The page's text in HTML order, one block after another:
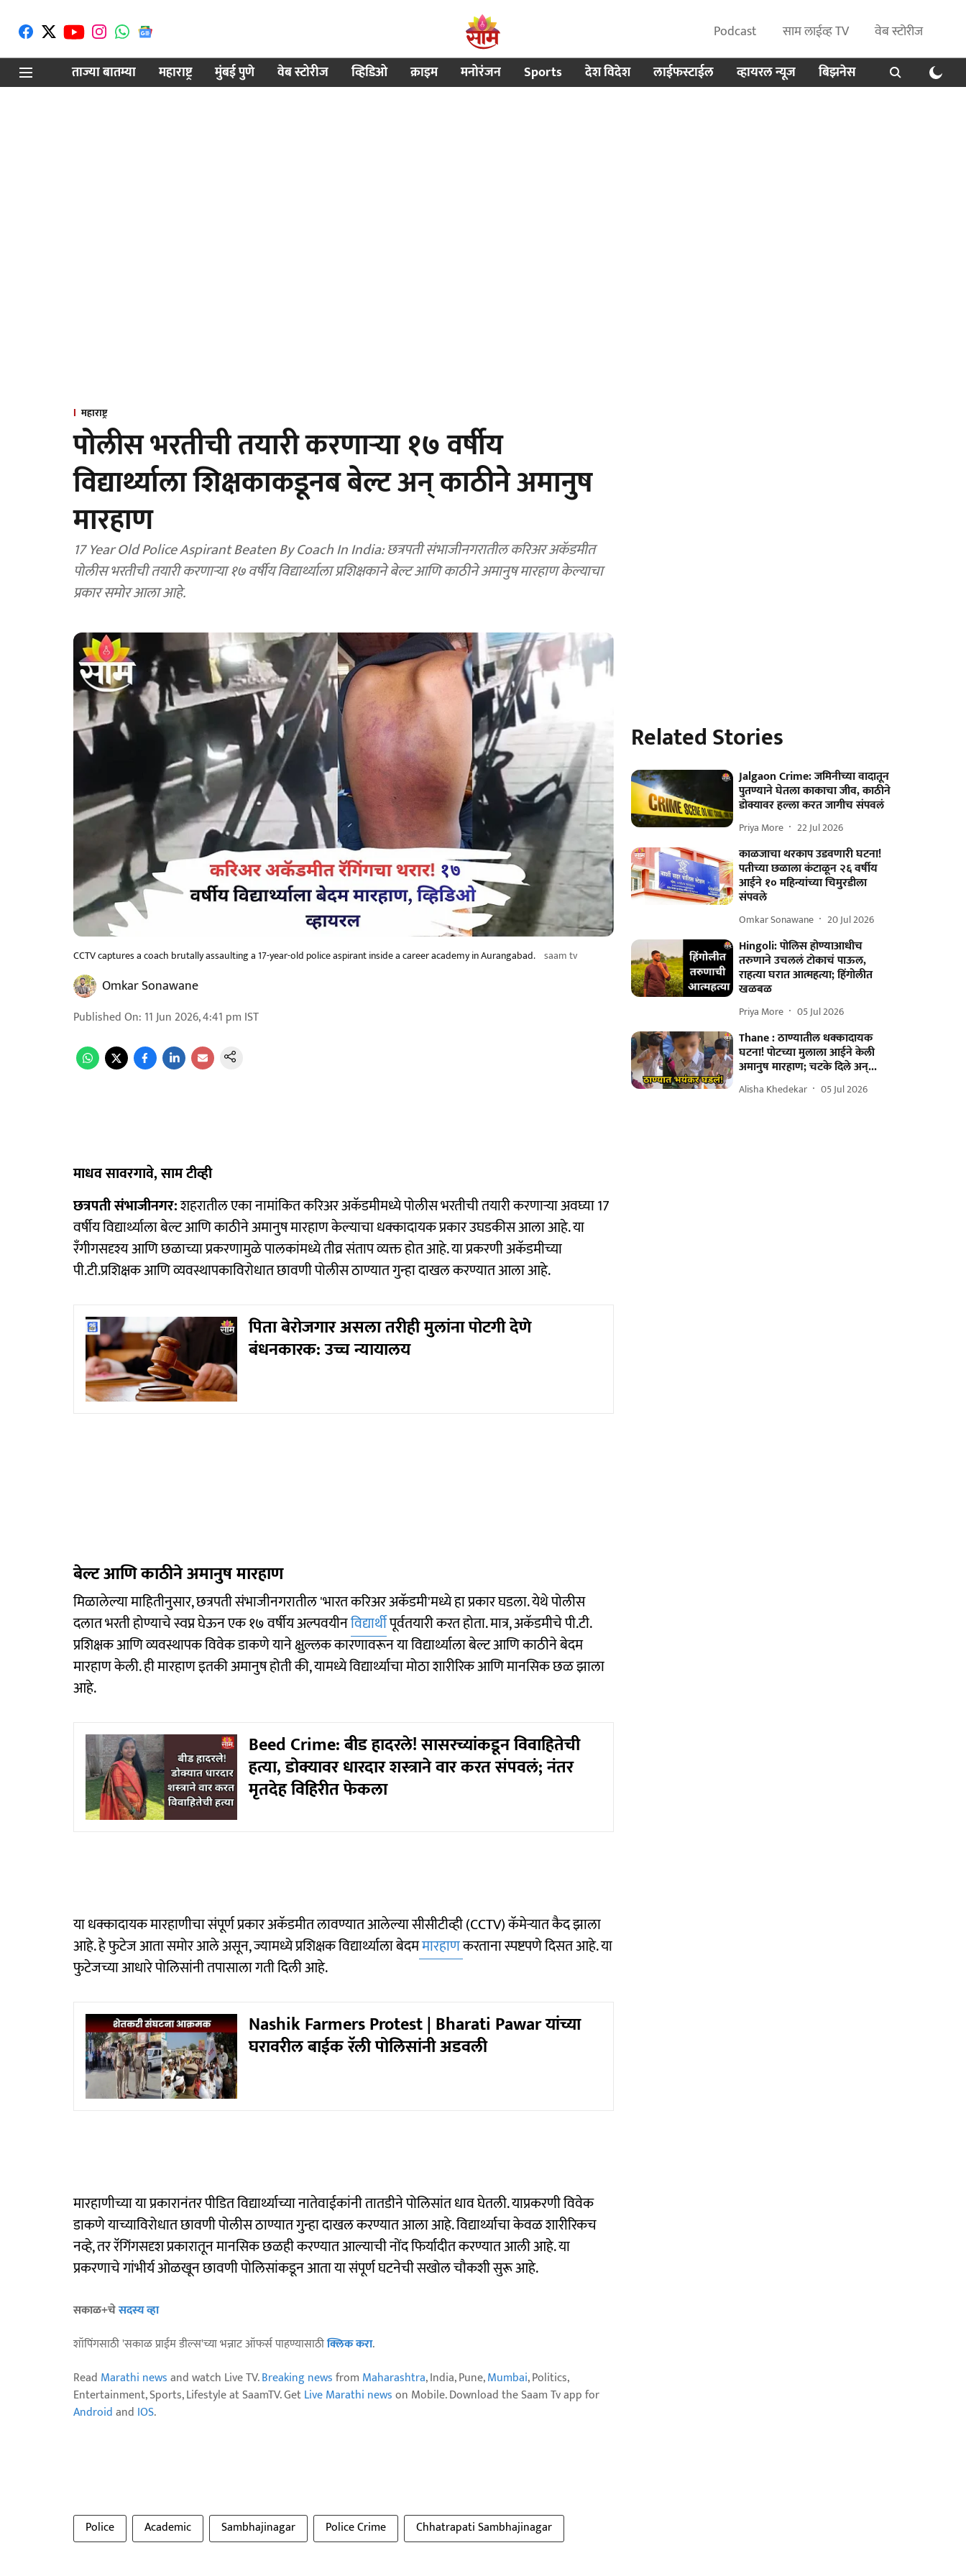
Podcast साम लाईव्ह TV
वेब स्टोरीज
ताज्या बातम्या
महाराष्ट्र मुंबई पुणे वेब स्टोरीज व्हिडिओ क्राइम मनोरंजन Sports देश विदेश लाईफस्टाईल व्हायरल न्यूज बिझनेस
महाराष्ट्र
पोलीस भरतीची तयारी करणाऱ्या १७ वर्षीय
विद्यार्थ्याला शिक्षकाकडूनब बेल्ट अन् काठीने अमानुष
मारहाण
17 Year Old Police Aspirant Beaten By Coach In India: छत्रपती संभाजीनगरातील करिअर अकॅडमीत
पोलीस भरतीची तयारी करणाऱ्या १७ वर्षीय विद्यार्थ्याला प्रशिक्षकाने बेल्ट आणि काठीने अमानुष मारहाण केल्याचा
प्रकार समोर आला आहे.
CCTV captures a coach brutally assaulting a 17-year-old police aspirant inside a career academy in Aurangabad. saam tv
Omkar Sonawane
Published On: 11 Jun 2026, 4:41 pm IST
माधव सावरगावे, साम टीव्ही
छत्रपती संभाजीनगर:शहरातील एका नामांकित करिअर अकॅडमीमध्ये पोलीस भरतीची तयारी करणाऱ्या अवघ्या 17
वर्षीय विद्यार्थ्याला बेल्ट आणि काठीने अमानुष मारहाण केल्याचा धक्कादायक प्रकार उघडकीस आला आहे. या
रँगीगसदृश्य आणि छळाच्या प्रकरणामुळे पालकांमध्ये तीव्र संताप व्यक्त होत आहे. या प्रकरणी अकॅडमीच्या
पी.टी.प्रशिक्षक आणि व्यवस्थापकाविरोधात छावणी पोलीस ठाण्यात गुन्हा दाखल करण्यात आला आहे.
पिता बेरोजगार असला तरीही मुलांना पोटगी देणे
बंधनकारक: उच्च न्यायालय
बेल्ट आणि काठीने अमानुष मारहाण
मिळालेल्या माहितीनुसार, छत्रपती संभाजीनगरातील 'भारत करिअर अकॅडमी'मध्ये हा प्रकार घडला. येथे पोलीस
दलात भरती होण्याचे स्वप्न घेऊन एक १७ वर्षीय अल्पवयीनविद्यार्थीपूर्वतयारी करत होता. मात्र, अकॅडमीचे पी.टी.
प्रशिक्षक आणि व्यवस्थापक विवेक डाकणे याने क्षुल्लक कारणावरून या विद्यार्थ्याला बेल्ट आणि काठीने बेदम
मारहाण केली. ही मारहाण इतकी अमानुष होती की, यामध्ये विद्यार्थ्याचा मोठा शारीरिक आणि मानसिक छळ झाला
आहे.
Beed Crime: बीड हादरले! सासरच्यांकडून विवाहितेची
हत्या, डोक्यावर धारदार शस्त्राने वार करत संपवलं; नंतर
मृतदेह विहिरीत फेकला
या धक्कादायक मारहाणीचा संपूर्ण प्रकार अकॅडमीत लावण्यात आलेल्या सीसीटीव्ही (CCTV) कॅमेऱ्यात कैद झाला
आहे. हे फुटेज आता समोर आले असून, ज्यामध्ये प्रशिक्षक विद्यार्थ्याला बेदममारहाणकरताना स्पष्टपणे दिसत आहे. या
फुटेजच्या आधारे पोलिसांनी तपासाला गती दिली आहे.
Nashik Farmers Protest | Bharati Pawar यांच्या
घरावरील बाईक रॅली पोलिसांनी अडवली
मारहाणीच्या या प्रकारानंतर पीडित विद्यार्थ्याच्या नातेवाईकांनी तातडीने पोलिसांत धाव घेतली. याप्रकरणी विवेक
डाकणे याच्याविरोधात छावणी पोलीस ठाण्यात गुन्हा दाखल करण्यात आला आहे. विद्यार्थ्याचा केवळ शारीरिकच
नव्हे, तर रॅगिंगसदृश प्रकारातून मानसिक छळही करण्यात आल्याची नोंद फिर्यादीत करण्यात आली आहे. या
प्रकरणाचे गांभीर्य ओळखून छावणी पोलिसांकडून आता या संपूर्ण घटनेची सखोल चौकशी सुरू आहे.
सकाळ+चेसदस्य व्हा
शॉपिंगसाठी 'सकाळ प्राईम डील्स'च्या भन्नाट ऑफर्स पाहण्यासाठीक्लिक करा.
Read Marathi newsand watch Live TV.Breaking newsfrom Maharashtra, India, Pune,Mumbai, Politics,
Entertainment, Sports, Lifestyle at SaamTV. GetLive Marathi newson Mobile. Download the Saam Tv app for
Androidand IOS.
Police Academic Sambhajinagar Police Crime Chhatrapati Sambhajinagar
Related Stories
Jalgaon Crime: जमिनीच्या वादातून
पुतण्याने घेतला काकाचा जीव, काठीने
डोक्यावर हल्ला करत जागीच संपवलं
Priya More 22 Jul 2026
काळजाचा थरकाप उडवणारी घटना!
पतीच्या छळाला कंटाळून २६ वर्षीय
आईने १० महिन्यांच्या चिमुरडीला
संपवले
Omkar Sonawane 20 Jul 2026
Hingoli: पोलिस होण्याआधीच
तरुणाने उचललं टोकाचं पाऊल,
राहत्या घरात आत्महत्या; हिंगोलीत
खळबळ
Priya More 05 Jul 2026
Thane : ठाण्यातील धक्कादायक
घटना! पोटच्या मुलाला आईने केली
अमानुष मारहाण; चटके दिले अन्...
Alisha Khedekar 05 Jul 2026